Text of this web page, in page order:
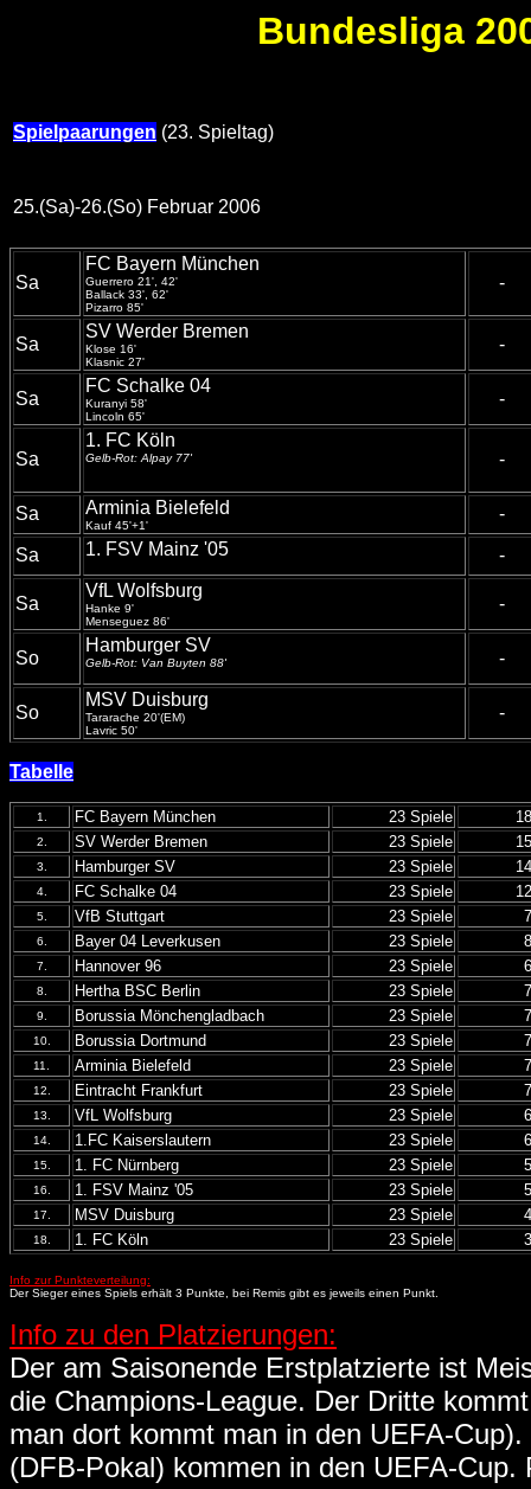
Bundesliga
Spielpaarungen (23. Spieltag)
25.(Sa)-26.(So) Februar 2006
Sa
FC Bayern München
Guerrero 21', 42'
Ballack 33', 62'
Pizarro 85'
-
Sa
SV Werder Bremen
Klose 16'
Klasnic 27'
-
Sa
FC Schalke 04
Kuranyi 58'
Lincoln 65'
-
Sa
1. FC Köln
Gelb-Rot: Alpay 77' -
Sa Arminia Bielefeld
Kauf 45'+1'
-
Sa 1. FSV Mainz '05 -
Sa
VfL Wolfsburg
Hanke 9'
Menseguez 86'
-
So
Hamburger SV
Gelb-Rot: Van Buyten 88' -
So
MSV Duisburg
Tararache 20'(EM)
Lavric 50'
-
Tabelle
1. FC Bayern München 23 Spiele
2. SV Werder Bremen 23 Spiele
3. Hamburger SV 23 Spiele
4. FC Schalke 04 23 Spiele
5. VfB Stuttgart 23 Spiele
6. Bayer 04 Leverkusen 23 Spiele
7. Hannover 96 23 Spiele
8. Hertha BSC Berlin 23 Spiele
9. Borussia Mönchengladbach 23 Spiele
10. Borussia Dortmund 23 Spiele
11. Arminia Bielefeld 23 Spiele
12. Eintracht Frankfurt 23 Spiele
13. VfL Wolfsburg 23 Spiele
14. 1.FC Kaiserslautern 23 Spiele
15. 1. FC Nürnberg 23 Spiele
16. 1. FSV Mainz '05 23 Spiele
17. MSV Duisburg 23 Spiele
18. 1. FC Köln 23 Spiele
Info zur Punkteverteilung:
Der Sieger eines Spiels erhält 3 Punkte, bei Remis gibt es jeweils einen Punkt.
Info zu den Platzierungen:
Der am Saisonende Erstplatzierte ist
die Champions-League. Der Dritte
man dort kommt man in den UEFA-
(DFB-Pokal) kommen in den UEFA-